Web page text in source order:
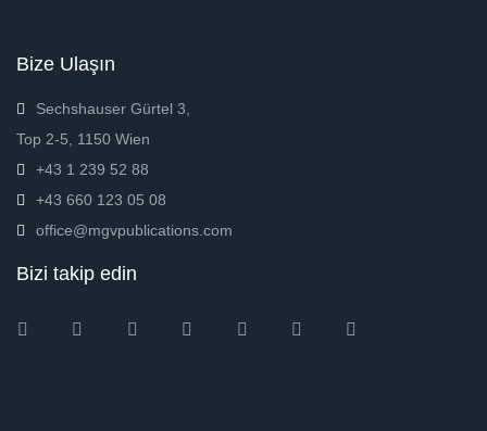
Bize Ulaşın
Sechshauser Gürtel 3,
Top 2-5, 1150 Wien
+43 1 239 52 88
+43 660 123 05 08
office@mgvpublications.com
Bizi takip edin
InstagramFacebookTwitter Amazon Pinterest